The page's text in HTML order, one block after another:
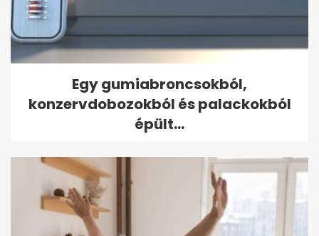
Egy gumiabroncsokból,
konzervdobozokból és palackokból
épült...